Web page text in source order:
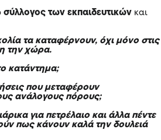
σύλλογος των εκπαιδευτικών και
τα καταφέρνουν, όχι μόνο στις
την χώρα.
κατάντημα;
που μεταφέρουν
ανάλογους πόρους;
για πετρέλαιο και άλλα πέντε
πως κάνουν καλά την δουλειά